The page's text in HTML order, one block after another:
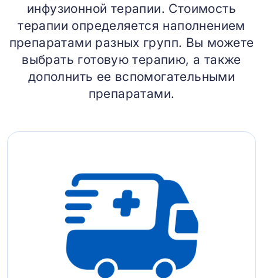
инфузионной терапии. Стоимость
терапии определяется наполнением
препаратами разных групп. Вы можете
выбрать готовую терапию, а также
дополнить ее вспомогательными
препаратами.